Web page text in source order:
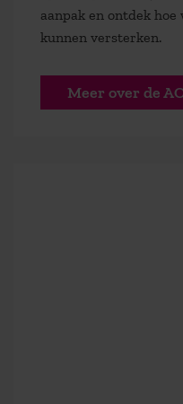
aanpak en ontdek
kunnen versterken.
Meer over de